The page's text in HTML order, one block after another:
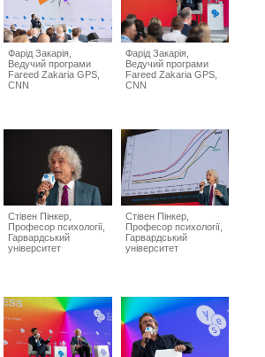
Фарід Закарія,
Ведучий програми
Fareed Zakaria GPS,
CNN
Фарід Закарія,
Ведучий програми
Fareed Zakaria GPS,
CNN
Стівен Пінкер,
Професор психології,
Гарвардський
університет
Стівен Пінкер,
Професор психології,
Гарвардський
університет